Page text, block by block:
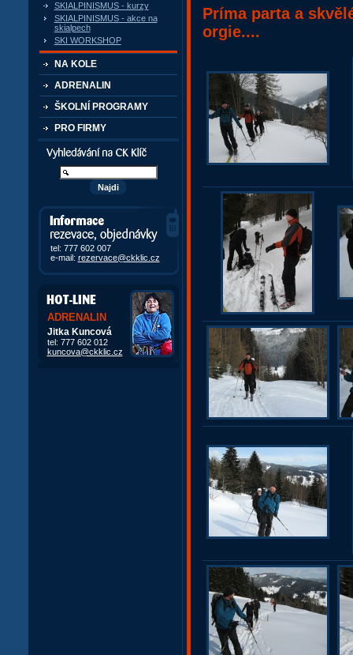
SKIALPINISMUS - kurzy
SKIALPINISMUS - akce na
skialpech
SKI WORKSHOP
NA KOLE
ADRENALIN
ŠKOLNÍ PROGRAMY
PRO FIRMY
Vyhledávání kurzů a akcí
Informace, rezervace,
objedávky
tel: 777 602 007
e-mail: rezervace@ckklic.cz
ADRENALIN
Jitka Kuncová
tel: 777 602 012
kuncova@ckklic.cz
Príma parta a
orgie....